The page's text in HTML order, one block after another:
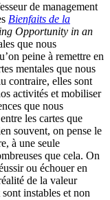
de management
Bienfaits de la
Opportunity in an
que nous
peine à remettre en
mentales que nous
contraire, elles sont
activités et mobiliser
que nous
les cartes que
souvent, on pense le
à une seule
que cela. On
ou échouer en
de la valeur
instables et non